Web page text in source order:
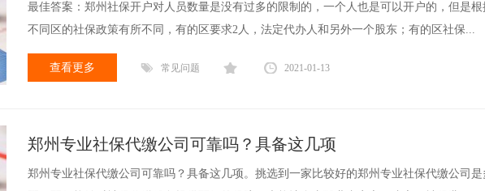
最佳答案：郑州社保开户对人员数量是没有过多的限制的，一个人也是可以开户的，但是根
不同区的社保政策有所不同，有的区要求2人，法定代办人和另外一个股东；有的区社保...
查看更多 常见问题 2021-01-13
郑州专业社保代缴公司可靠吗？具备这几项
郑州专业社保代缴公司可靠吗？具备这几项。挑选到一家比较好的郑州专业社保代缴公司